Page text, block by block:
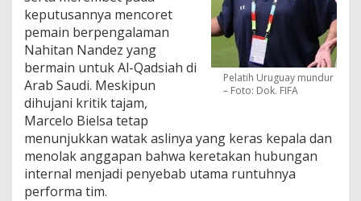
Pelatih Uruguay mundur
– Foto: Dok. FIFA
keputusannya mencoret
pemain berpengalaman
Nahitan Nandez yang
bermain untuk Al-Qadsiah di
Arab Saudi. Meskipun
dihujani kritik tajam,
Marcelo Bielsa tetap
menunjukkan watak aslinya yang keras kepala dan
menolak anggapan bahwa keretakan hubungan
internal menjadi penyebab utama runtuhnya
performa tim.